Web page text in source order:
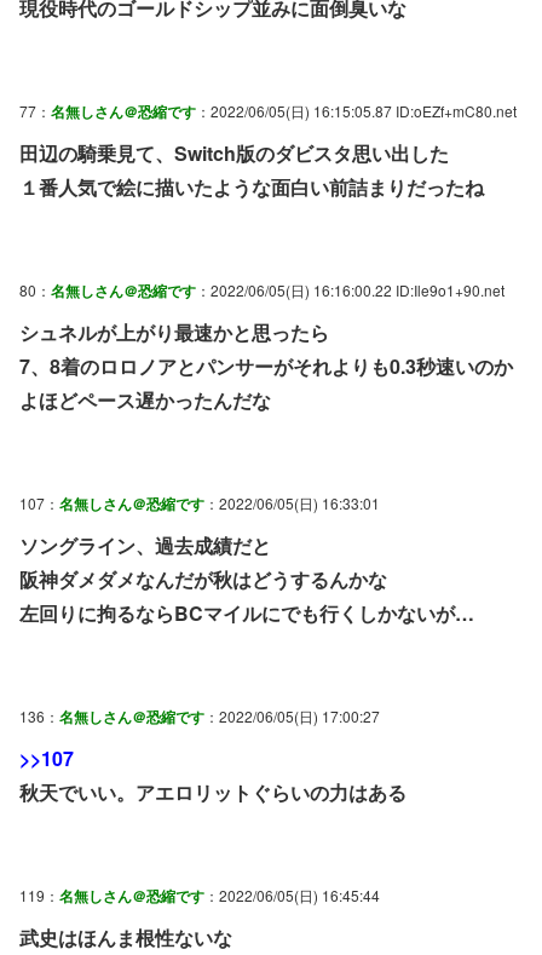
現役時代のゴールドシップ並みに面倒臭いな
77： 名無しさん＠恐縮です ：2022/06/05(日) 16:15:05.87 ID:oEZf+mC80.net
田辺の騎乗見て、Switch版のダビスタ思い出した
１番人気で絵に描いたような面白い前詰まりだったね
80： 名無しさん＠恐縮です ：2022/06/05(日) 16:16:00.22 ID:Ile9o1+90.net
シュネルが上がり最速かと思ったら
7、8着のロロノアとパンサーがそれよりも0.3秒速いのか
よほどペース遅かったんだな
107： 名無しさん＠恐縮です ：2022/06/05(日) 16:33:01
ソングライン、過去成績だと
阪神ダメダメなんだが秋はどうするんかな
左回りに拘るならBCマイルにでも行くしかないが…
136： 名無しさん＠恐縮です ：2022/06/05(日) 17:00:27
>>107
秋天でいい。アエロリットぐらいの力はある
119： 名無しさん＠恐縮です ：2022/06/05(日) 16:45:44
武史はほんま根性ないな